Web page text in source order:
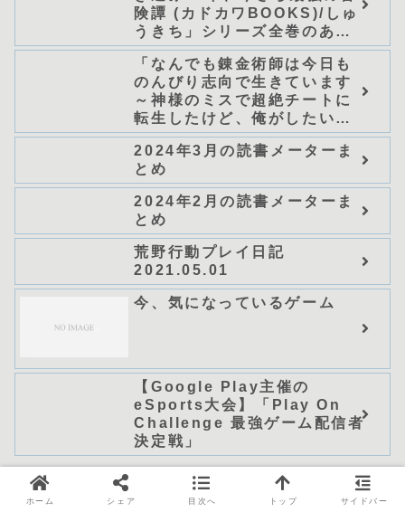
険譚 (カドカワBOOKS)/しゅ
うきち」シリーズ全巻のあら
すじ・感想
「なんでも錬金術師は今日も
のんびり志向で生きています
～神様のミスで超絶チートに
転生したけど、俺がしたいの
は冒険じゃなくてホワイト商
会の立上げです～（グラスト
ノベルス） (グラスト
NOVELS)/可換環」シリーズ
全巻のあらすじ・感想
2024年3月の読書メーターま
とめ
2024年2月の読書メーターま
とめ
荒野行動プレイ日記
2021.05.01
今、気になっているゲーム
【Google Play主催の
eSports大会】「Play On
Challenge 最強ゲーム配信者
決定戦」
本日の人気記事
ホーム シェア 目次へ トップ サイドバー